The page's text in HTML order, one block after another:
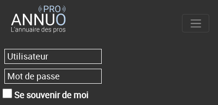
Se souvenir de moi